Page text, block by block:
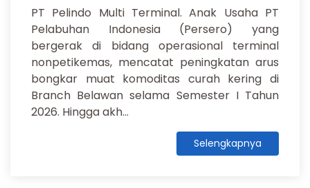
PT Pelindo Multi Terminal. Anak Usaha PT
Pelabuhan Indonesia (Persero) yang
bergerak di bidang operasional terminal
nonpetikemas, mencatat peningkatan arus
bongkar muat komoditas curah kering di
Branch Belawan selama Semester I Tahun
2026. Hingga akh...
Selengkapnya